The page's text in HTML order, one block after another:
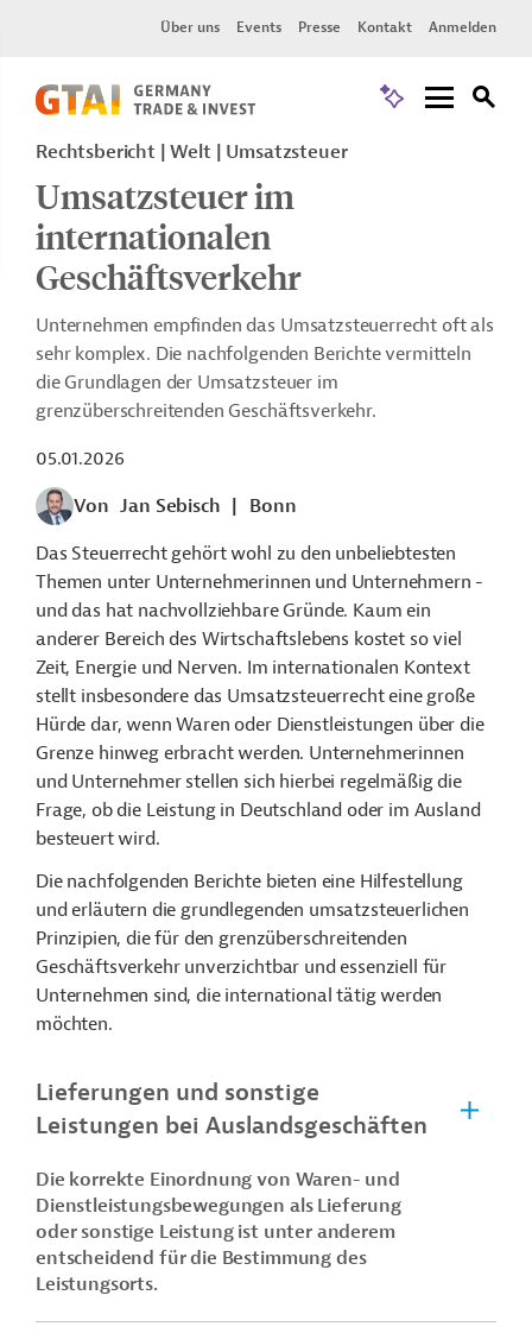
Über uns Events Presse Kontakt Anmelden
Rechtsbericht Welt Umsatzsteuer
Umsatzsteuer im
internationalen
Geschäftsverkehr
Unternehmen empfinden das Umsatzsteuerrecht oft als
sehr komplex. Die nachfolgenden Berichte vermitteln
die Grundlagen der Umsatzsteuer im
grenzüberschreitenden Geschäftsverkehr.
05.01.2026
Von Jan Sebisch
Bonn
Das Steuerrecht gehört wohl zu den unbeliebtesten
Themen unter Unternehmerinnen und Unternehmern -
und das hat nachvollziehbare Gründe. Kaum ein
anderer Bereich des Wirtschaftslebens kostet so viel
Zeit, Energie und Nerven. Im internationalen Kontext
stellt insbesondere das Umsatzsteuerrecht eine große
Hürde dar, wenn Waren oder Dienstleistungen über die
Grenze hinweg erbracht werden. Unternehmerinnen
und Unternehmer stellen sich hierbei regelmäßig die
Frage, ob die Leistung in Deutschland oder im Ausland
besteuert wird.
Die nachfolgenden Berichte bieten eine Hilfestellung
und erläutern die grundlegenden umsatzsteuerlichen
Prinzipien, die für den grenzüberschreitenden
Geschäftsverkehr unverzichtbar und essenziell für
Unternehmen sind, die international tätig werden
möchten.
Lieferungen und sonstige
Leistungen bei Auslandsgeschäften
Die korrekte Einordnung von Waren- und
Dienstleistungsbewegungen als Lieferung
oder sonstige Leistung ist unter anderem
entscheidend für die Bestimmung des
Leistungsorts.